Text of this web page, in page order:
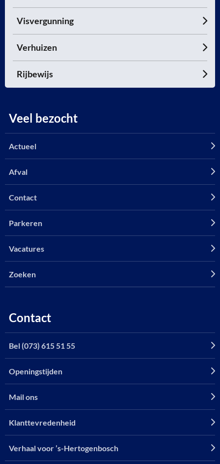
Visvergunning
Verhuizen
Rijbewijs
Veel bezocht
Actueel
Afval
Contact
Parkeren
Vacatures
Zoeken
Contact
Bel (073) 615 51 55
Openingstijden
Mail ons
Klanttevredenheid
Verhaal voor ’s-Hertogenbosch